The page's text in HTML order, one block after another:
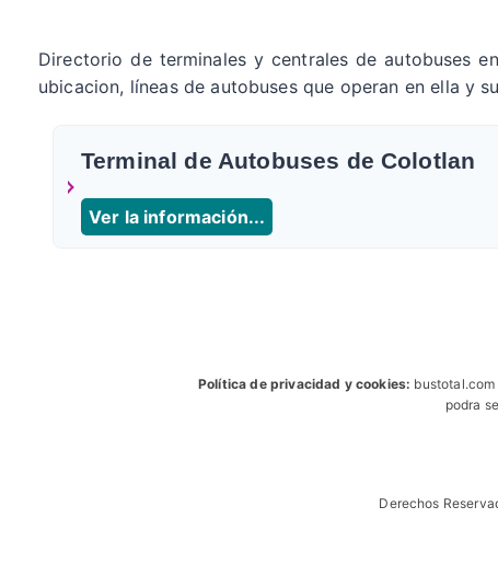
Directorio de terminales y centrales de autobuses
ubicacion, líneas de autobuses que operan en ella y
Terminal de Autobuses de Colotlan
Ver la información...
Política de privacidad y cookies:
podra
Derechos